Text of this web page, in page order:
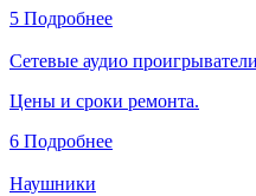
5 Подробнее
Сетевые аудио проигрыватели
Цены и сроки ремонта.
6 Подробнее
Наушники